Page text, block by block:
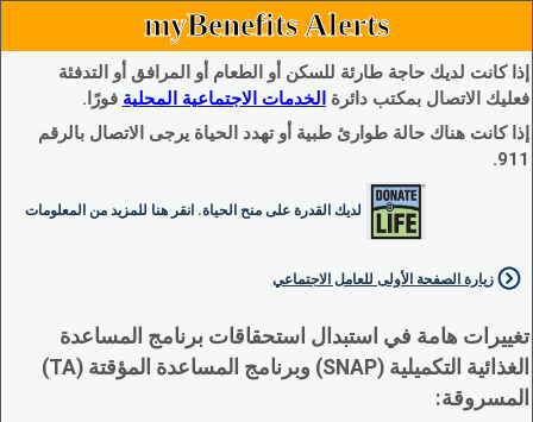
myBenefits Alerts
إذا كانت لديك حاجة طارئة للسكن أو الطعام أو المرافق أو التدفئة
فعليك الاتصال بمكتب دائرة الخدمات الاجتماعية المحلية فورًا.
إذا كانت هناك حالة طوارئ طبية أو تهدد الحياة يرجى الاتصال بالرقم
911.
لديك القدرة على منح الحياة. انقر هنا للمزيد من المعلومات
زيارة الصفحة الأولى للعامل الاجتماعي
تغييرات هامة في استبدال استحقاقات برنامج المساعدة
الغذائية التكميلية (SNAP) وبرنامج المساعدة المؤقتة (TA)
المسروقة: